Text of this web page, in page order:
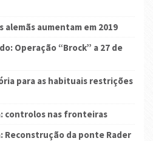
alemãs aumentam em 2019
Operação “Brock” a 27 de
para as habituais restrições
controlos nas fronteiras
Reconstrução da ponte Rader